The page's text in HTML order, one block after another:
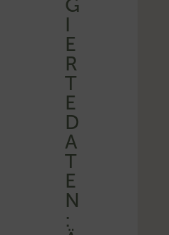
G
I
E
R
T
E
D
A
T
E
N
: